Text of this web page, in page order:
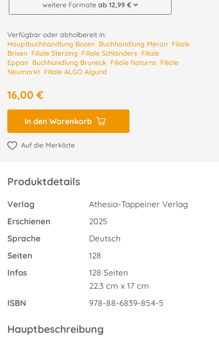
weitere Formate ab 12,99 €
Verfügbar oder abholbereit in:
Hauptbuchhandlung Bozen Buchhandlung Meran Filiale
Brixen Filiale Sterzing Filiale Schlanders Filiale
Eppan Buchhandlung Bruneck Filiale Naturns Filiale
Neumarkt Filiale ALGO Algund
16,00 €
In den Warenkorb
Auf die Merkliste
Produktdetails
Verlag
Athesia-Tappeiner Verlag
Erschienen
2025
Sprache
Deutsch
Seiten
128
Infos
128 Seiten
22.3 cm x 17 cm
ISBN
978-88-6839-854-5
Hauptbeschreibung